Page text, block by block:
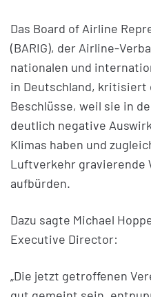
Das Board of Airline
(BARIG), der Airline-
nationalen und
in Deutschland, kritisiert
Beschlüsse, weil sie in
deutlich negative
Klimas haben und
Luftverkehr gravierende
aufbürden.
Dazu sagte Michael
Executive Director:
„Die jetzt getroffenen